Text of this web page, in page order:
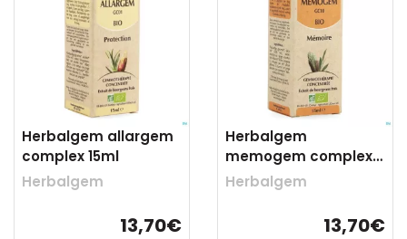
Herbalgem allargem
complex 15ml
Herbalgem
13,70€
Herbalgem
memogem complex
15ml
Herbalgem
13,70€